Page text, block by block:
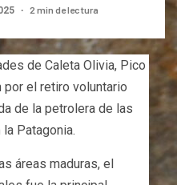
2 min de lectura
de Caleta Olivia, Pico
por el retiro voluntario
de la petrolera de las
Patagonia.
áreas maduras, el